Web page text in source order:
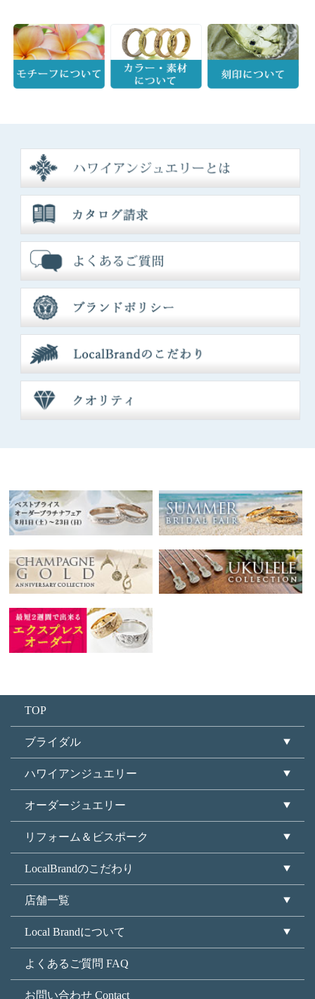
TOP
ブライダル
ハワイアンジュエリー
オーダージュエリー
リフォーム＆ビスポーク
LocalBrandのこだわり
店舗一覧
Local Brandについて
よくあるご質問 FAQ
お問い合わせ Contact